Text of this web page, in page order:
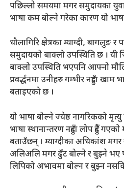
पछिल्लो समयमा मगर समुदायका
भाषा कम बोल्ने गरेका कारण यो
धौलागिरि क्षेत्रका म्याग्दी, बागलुङ र
समुदायको बाक्लो उपस्थिति छ । यी
बाक्लो उपस्थिति भएपनि आफ्नो
प्रवर्द्धनमा उनीहरु गम्भीर नहुँदा खाम
बताइएको छ ।
यो भाषा बोल्ने ज्येष्ठ नागरिकको मृत्यु
भाषा स्थानान्तरण नहुँदा लोप हुँदै
बताउँछन् । म्याग्दीका अधिकांश
अलिअलि मगर ढुँट बोल्ने र बुझ्ने भए
लिपिको अभावमा बोल्न र बुझ्न